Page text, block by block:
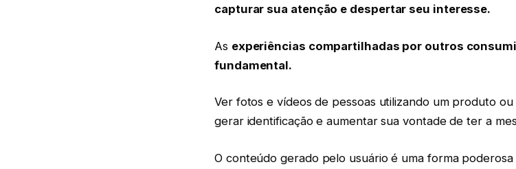
capturar sua atenção e despertar seu interesse.
As experiências compartilhadas por outros
fundamental.
Ver fotos e vídeos de pessoas utilizando um produto
gerar identificação e aumentar sua vontade de ter a
O conteúdo gerado pelo usuário é uma forma